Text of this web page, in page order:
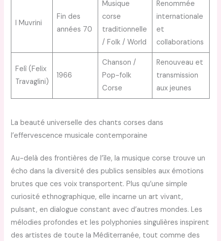
I Muvrini
Fin des
années 70
Musique
corse
traditionnelle
/ Folk / World
Renommée
internationale
et
collaborations
Felì (Felix
Travaglini)
1966
Chanson /
Pop-folk
Corse
Renouveau et
transmission
aux jeunes
La beauté universelle des chants corses dans
l’effervescence musicale contemporaine
Au-delà des frontières de l’île, la musique corse trouve un
écho dans la diversité des publics sensibles aux émotions
brutes que ces voix transportent. Plus qu’une simple
curiosité ethnographique, elle incarne un art vivant,
pulsant, en dialogue constant avec d’autres mondes. Les
mélodies profondes et les polyphonies singulières inspirent
des artistes de toute la Méditerranée, tout comme des